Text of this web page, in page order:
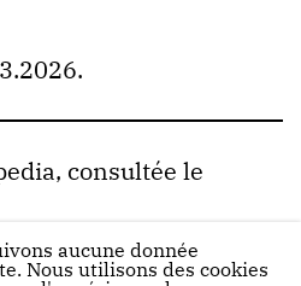
consultée le
aucune donnée
Nous utilisons des cookies